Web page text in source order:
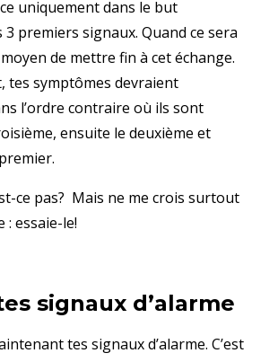
uniquement dans le but
3 premiers signaux. Quand ce sera
de mettre fin à cet échange.
tes symptômes devraient
l’ordre contraire où ils sont
ensuite le deuxième et
ce pas? Mais ne me crois surtout
: essaie-le!
signaux d’alarme
tes signaux d’alarme. C’est